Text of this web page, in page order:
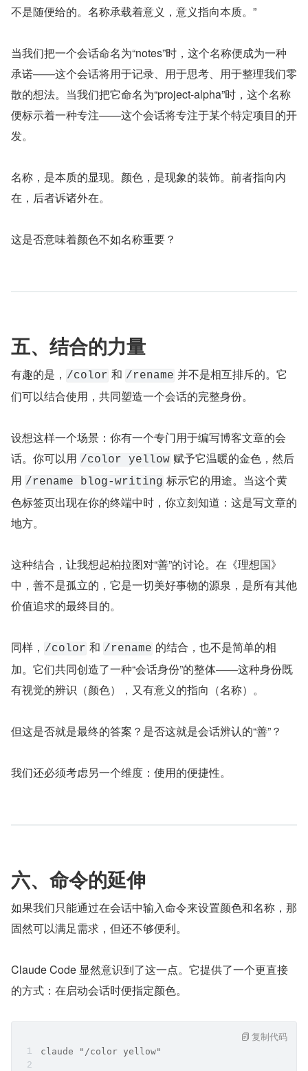
不是随便给的。名称承载着意义，意义指向本质。”
当我们把一个会话命名为“notes”时，这个名称便成为一种
承诺——这个会话将用于记录、用于思考、用于整理我们零
散的想法。当我们把它命名为“project-alpha”时，这个名称
便标示着一种专注——这个会话将专注于某个特定项目的开
发。
名称，是本质的显现。颜色，是现象的装饰。前者指向内
在，后者诉诸外在。
这是否意味着颜色不如名称重要？
五、结合的力量
有趣的是， /color 和 /rename 并不是相互排斥的。它
们可以结合使用，共同塑造一个会话的完整身份。
设想这样一个场景：你有一个专门用于编写博客文章的会
话。你可以用 /color yellow 赋予它温暖的金色，然后
用 /rename blog-writing 标示它的用途。当这个黄
色标签页出现在你的终端中时，你立刻知道：这是写文章的
地方。
这种结合，让我想起柏拉图对“善”的讨论。在《理想国》
中，善不是孤立的，它是一切美好事物的源泉，是所有其他
价值追求的最终目的。
同样， /color 和 /rename 的结合，也不是简单的相
加。它们共同创造了一种“会话身份”的整体——这种身份既
有视觉的辨识（颜色），又有意义的指向（名称）。
但这是否就是最终的答案？是否这就是会话辨认的“善”？
我们还必须考虑另一个维度：使用的便捷性。
六、命令的延伸
如果我们只能通过在会话中输入命令来设置颜色和名称，那
固然可以满足需求，但还不够便利。
Claude Code 显然意识到了这一点。它提供了一个更直接
的方式：在启动会话时便指定颜色。
claude "/color yellow"
复制代码